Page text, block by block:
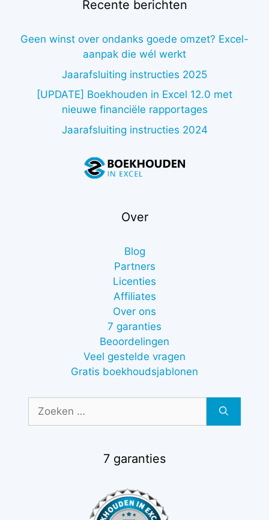
Recente berichten
Geen winst over ondanks goede omzet? Excel-
aanpak die wél werkt
Jaarafsluiting instructies 2025
[UPDATE] Boekhouden in Excel 12.0 met
nieuwe financiële rapportages
Jaarafsluiting instructies 2024
Over
Blog
Partners
Licenties
Affiliates
Over ons
7 garanties
Beoordelingen
Veel gestelde vragen
Gratis boekhoudsjablonen
naar:
7 garanties